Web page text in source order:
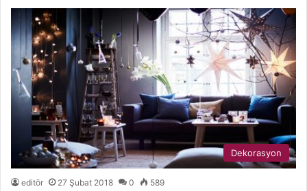
Dekorasyon
editör 27 Şubat 2018 0 589